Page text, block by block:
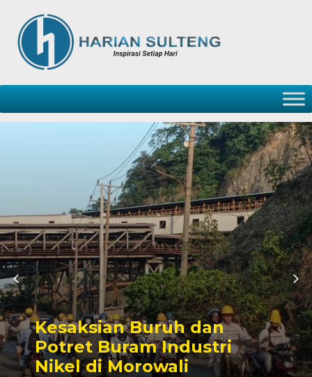
Sengketa Perizinan
Tambang yang Mengiringi
Karier Politik Anwar Hafid